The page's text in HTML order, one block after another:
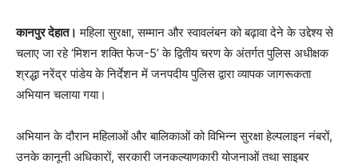
कानपुर देहात। महिला सुरक्षा, सम्मान और स्वावलंबन को बढ़ावा देने के उद्देश्य से
चलाए जा रहे ‘मिशन शक्ति फेज-5’ के द्वितीय चरण के अंतर्गत पुलिस अधीक्षक
श्रद्धा नरेंद्र पांडेय के निर्देशन में जनपदीय पुलिस द्वारा व्यापक जागरूकता
अभियान चलाया गया।
अभियान के दौरान महिलाओं और बालिकाओं को विभिन्न सुरक्षा हेल्पलाइन नंबरों,
उनके कानूनी अधिकारों, सरकारी जनकल्याणकारी योजनाओं तथा साइबर